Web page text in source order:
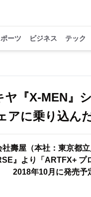
ーツ ビジネス テック
ヤ『X-MEN』
アに乗り込ん
壽屋（本社：東京都
』より「ARTFX+ プ
2018年10月に発売予